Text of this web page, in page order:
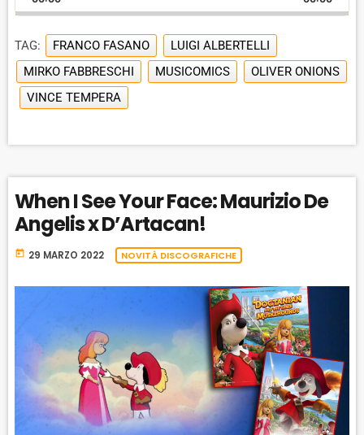
a
e
r
N
G
E
P
L
A
A
K
R
A
T
I
P
B
A
W
A
R
D
A
Y
P
A
E
M
F
O
A
R
D
TAG: FRANCO FASANO
LUIGI ALBERTELLI
MIRKO FABBRESCHI
MUSICOMICS
OLIVER ONIONS
VINCE TEMPERA
When I See Your Face: Maurizio De
Angelis x D’Artacan!
today 29 MARZO 2022 NOVITÀ DISCOGRAFICHE